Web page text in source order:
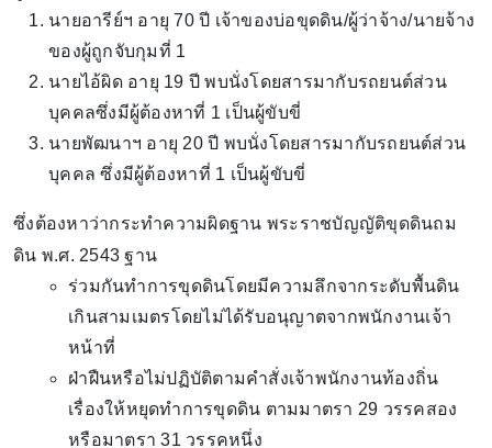
นายอารีย์ฯ อายุ 70 ปี เจ้าของบ่อขุดดิน/ผู้ว่าจ้าง/นายจ้าง
ของผู้ถูกจับกุมที่ 1
นายไอ้ผิด อายุ 19 ปี พบนั่งโดยสารมากับรถยนต์ส่วน
บุคคลซึ่งมีผู้ต้องหาที่ 1 เป็นผู้ขับขี่
นายพัฒนาฯ อายุ 20 ปี พบนั่งโดยสารมากับรถยนต์ส่วน
บุคคล ซึ่งมีผู้ต้องหาที่ 1 เป็นผู้ขับขี่
ซึ่งต้องหาว่ากระทำความผิดฐาน พระราชบัญญัติขุดดินถม
ดิน พ.ศ. 2543 ฐาน
ร่วมกันทำการขุดดินโดยมีความลึกจากระดับพื้นดิน
เกินสามเมตรโดยไม่ได้รับอนุญาตจากพนักงานเจ้า
หน้าที่
ฝ่าฝืนหรือไม่ปฏิบัติตามคำสั่งเจ้าพนักงานท้องถิ่น
เรื่องให้หยุดทำการขุดดิน ตามมาตรา 29 วรรคสอง
หรือมาตรา 31 วรรคหนึ่ง